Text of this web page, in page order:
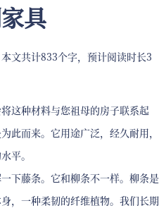
具
本文共计833个字，预计阅读时长3
这种材料与您祖母的房子联系起
此而来。它用途广泛，经久耐用，
平。
下藤条。它和柳条不一样。柳条是
，一种柔韧的纤维植物。我们长期